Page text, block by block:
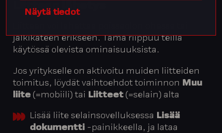
Näytä tiedot
Liitteen lähetys
jälkikäteen erikseen. Tämä riippuu teillä
käytössä olevista ominaisuuksista.
Jos yritykselle on aktivoitu muiden liitteiden
toimitus, löydät vaihtoehdot toiminnon
Muu
liite (=mobiili) tai Liitteet(=selain) alta
Lisää liite selainsovelluksessa Lisää
dokumentti-painikkeella, ja lataa